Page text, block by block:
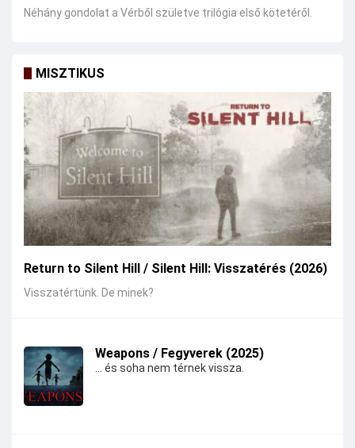
Néhány gondolat a Vérből születve trilógia első kötetéről.
MISZTIKUS
Return to Silent Hill / Silent Hill: Visszatérés (2026)
Visszatértünk. De minek?
Weapons / Fegyverek (2025)
... és soha nem térnek vissza.